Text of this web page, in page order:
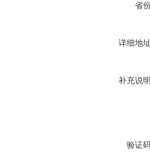
省
详细地址
补充说明
验证